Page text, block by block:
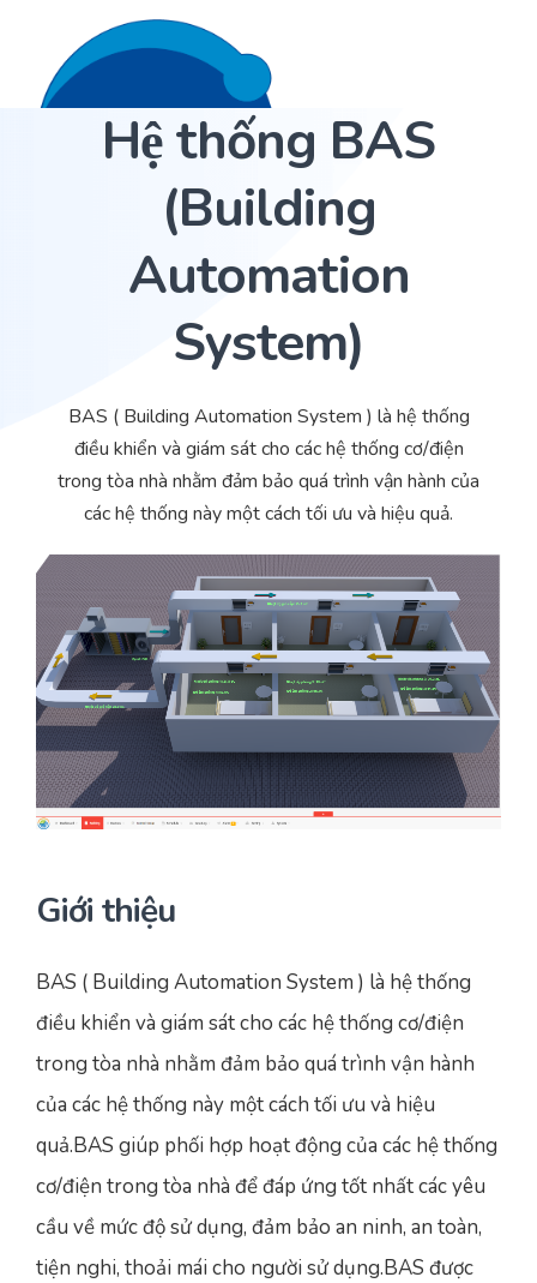
Trang Chủ
Cảm biến ACI
Nhà sản xuất thiết bị điều khiển
Cung cấp giải pháp quản lý cho toà nhà (BMS)
Bảo trì – Bảo dưỡng hệ thống
Tư vấn – Thiết kế – Cung cấp thiết bị HVAC
Tư vấn thiết kế, thi công tủ điều khiển
Thi công – Lắp đặt hệ thống HVAC
Bài viết
Hợp tác
Yêu cầu báo giá
Liên hệ 24/7
Hệ thống BAS
(Building
Automation
System)
BAS ( Building Automation System ) là hệ thống
điều khiển và giám sát cho các hệ thống cơ/điện
trong tòa nhà nhằm đảm bảo quá trình vận hành của
các hệ thống này một cách tối ưu và hiệu quả.
Giới thiệu
BAS ( Building Automation System ) là hệ thống
điều khiển và giám sát cho các hệ thống cơ/điện
trong tòa nhà nhằm đảm bảo quá trình vận hành
của các hệ thống này một cách tối ưu và hiệu
quả.BAS giúp phối hợp hoạt động của các hệ thống
cơ/điện trong tòa nhà để đáp ứng tốt nhất các yêu
cầu về mức độ sử dụng, đảm bảo an ninh, an toàn,
tiện nghi, thoải mái cho người sử dụng.BAS được